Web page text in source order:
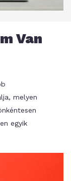
Van
melyen
egyik